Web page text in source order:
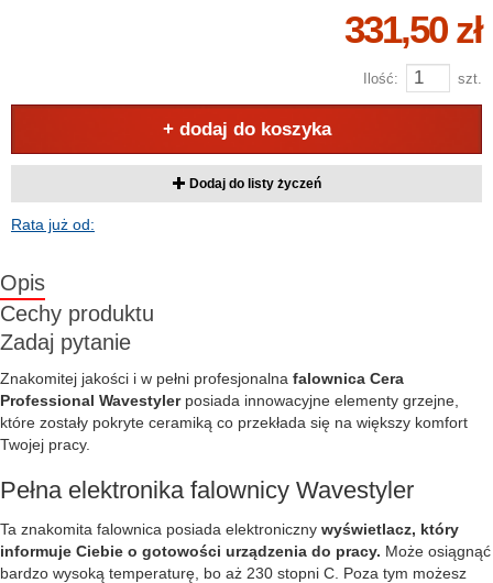
331,50 zł
Ilość: szt.
+ dodaj do koszyka
Dodaj do listy życzeń
Rata już od:
Opis
Cechy produktu
Zadaj pytanie
Znakomitej jakości i w pełni profesjonalna falownica Cera
Professional Wavestylerposiada innowacyjne elementy grzejne,
które zostały pokryte ceramiką co przekłada się na większy komfort
Twojej pracy.
Pełna elektronika falownicy Wavestyler
Ta znakomita falownica posiada elektroniczny wyświetlacz, który
informuje Ciebie o gotowości urządzenia do pracy. Może osiągnąć
bardzo wysoką temperaturę, bo aż 230 stopni C. Poza tym możesz